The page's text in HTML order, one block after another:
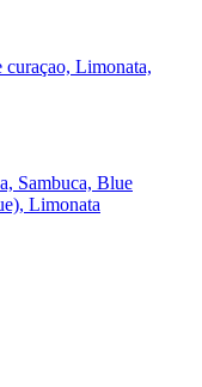
curaçao, Limonata,
Sambuca, Blue
Limonata